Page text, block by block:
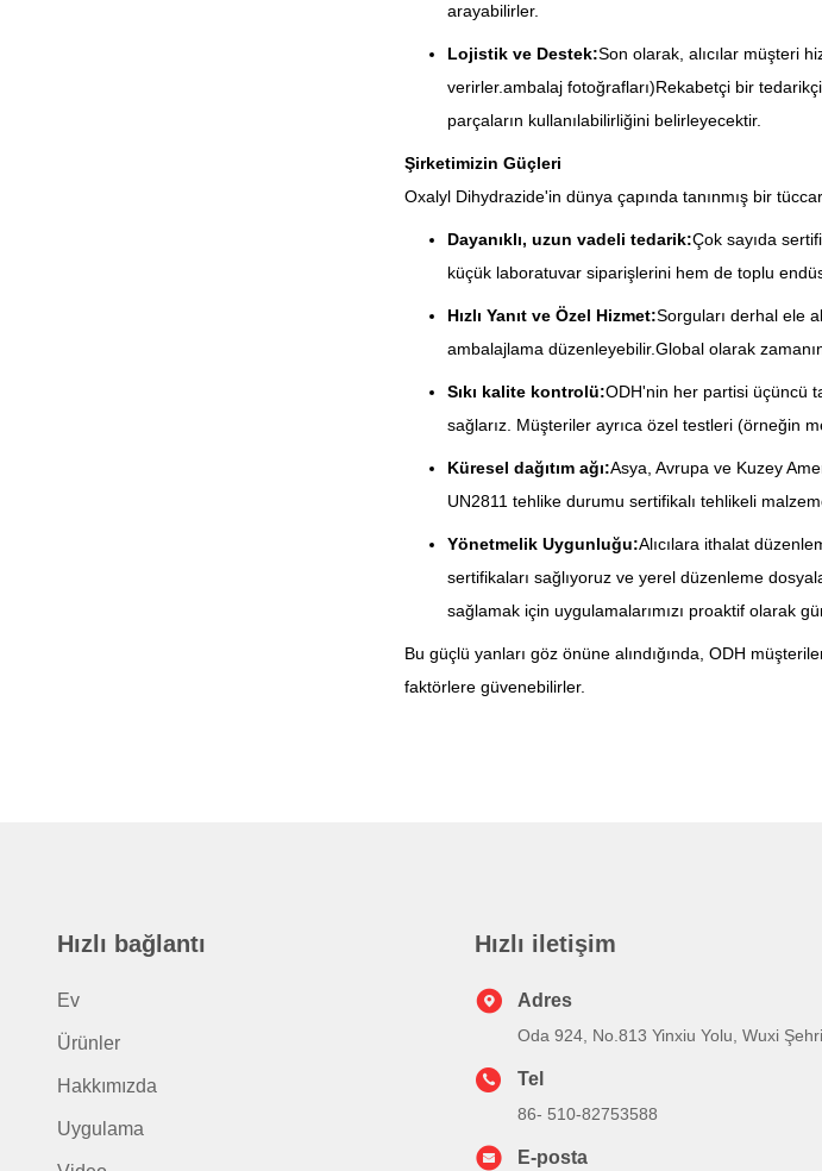
arayabilirler.
Lojistik ve Destek:Son olarak, alıcılar müşteri
verirler.ambalaj fotoğrafları)Rekabetçi bir
parçaların kullanılabilirliğini belirleyecektir.
Şirketimizin Güçleri
Oxalyl Dihydrazide'in dünya çapında tanınmış bir
Dayanıklı, uzun vadeli tedarik:Çok sayıda
küçük laboratuvar siparişlerini hem de toplu
Hızlı Yanıt ve Özel Hizmet:Sorguları derhal ele
ambalajlama düzenleyebilir.Global olarak
Sıkı kalite kontrolü:ODH'nin her partisi üçüncü
sağlarız. Müşteriler ayrıca özel testleri (örneğin
Küresel dağıtım ağı:Asya, Avrupa ve Kuzey
UN2811 tehlike durumu sertifikalı tehlikeli malzeme
Yönetmelik Uygunluğu:Alıcılara ithalat
sertifikaları sağlıyoruz ve yerel düzenleme
sağlamak için uygulamalarımızı proaktif olarak
Bu güçlü yanları göz önüne alındığında, ODH
faktörlere güvenebilirler.
Hızlı bağlantı
Ev
Ürünler
Hakkımızda
Uygulama
Hızlı iletişim
Adres
Oda 924, No.813 Yinxiu Yolu, Wuxi
Tel
86- 510-82753588
E-posta